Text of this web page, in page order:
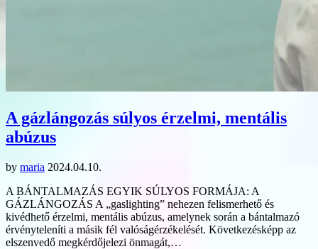
A gázlángozás súlyos érzelmi, mentális
abúzus
by maria 2024.04.10.
A BÁNTALMAZÁS EGYIK SÚLYOS FORMÁJA: A
GÁZLÁNGOZÁS A „gaslighting” nehezen felismerhető és
kivédhető érzelmi, mentális abúzus, amelynek során a bántalmazó
érvényteleníti a másik fél valóságérzékelését. Következésképp az
elszenvedő megkérdőjelezi önmagát,…